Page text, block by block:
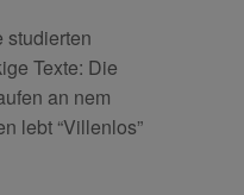
studierten
Texte: Die
an nem
lebt “Villenlos”